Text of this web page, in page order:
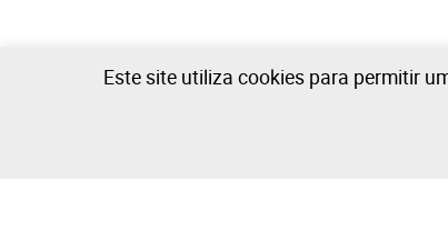
Este site utiliza cookies para permitir